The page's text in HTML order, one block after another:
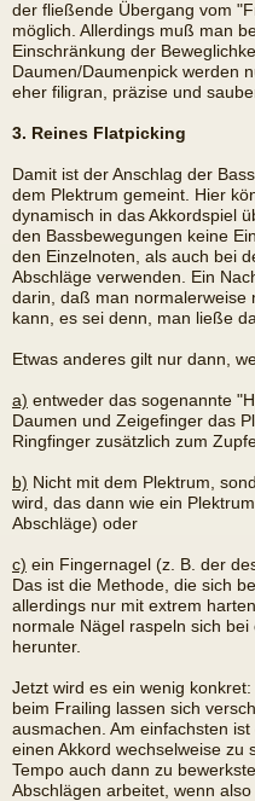
der fließende Übergang vom
möglich. Allerdings muß man
Einschränkung der
Daumen/Daumenpick werden
eher filigran, präzise und
3. Reines Flatpicking
Damit ist der Anschlag der
dem Plektrum gemeint. Hier
dynamisch in das Akkordspiel
den Bassbewegungen keine
den Einzelnoten, als auch bei
Abschläge verwenden. Ein
darin, daß man normalerweise
kann, es sei denn, man ließe
Etwas anderes gilt nur dann,
a) entweder das sogenannte
Daumen und Zeigefinger das
Ringfinger zusätzlich zum
b) Nicht mit dem Plektrum,
wird, das dann wie ein
Abschläge) oder
c) ein Fingernagel (z. B. der
Das ist die Methode, die sich
allerdings nur mit extrem
normale Nägel raspeln sich bei
herunter.
Jetzt wird es ein wenig
beim Frailing lassen sich
ausmachen. Am einfachsten
einen Akkord wechselweise zu
Tempo auch dann zu
Abschlägen arbeitet, wenn